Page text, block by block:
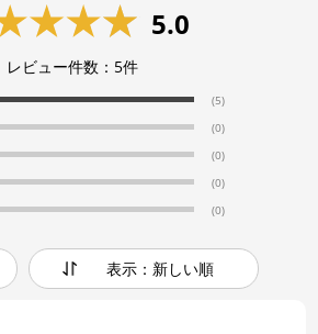
5.0
レビュー件数： 5件
(5)
(0)
(0)
(0)
(0)
表示：新しい順